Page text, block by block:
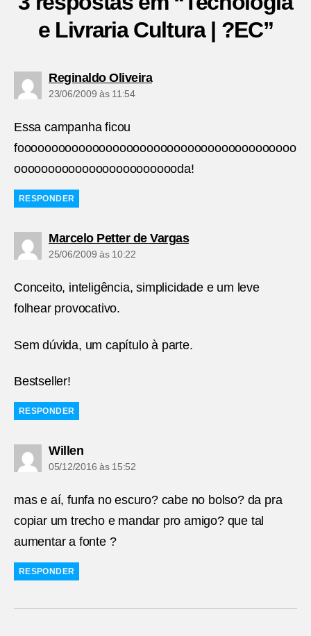
e Livraria Cultura | ?EC”
Reginaldo Oliveiradiz:
23/06/2009 às 11:54
Essa campanha ficou
fooooooooooooooooooooooooooooooooooooooooo
ooooooooooooooooooooooooda!
RESPONDER
Marcelo Petter de Vargasdiz:
25/06/2009 às 10:22
Conceito, inteligência, simplicidade e um leve
folhear provocativo.
Sem dúvida, um capítulo à parte.
Bestseller!
RESPONDER
Willendiz:
05/12/2016 às 15:52
mas e aí, funfa no escuro? cabe no bolso? da pra
copiar um trecho e mandar pro amigo? que tal
aumentar a fonte ?
RESPONDER